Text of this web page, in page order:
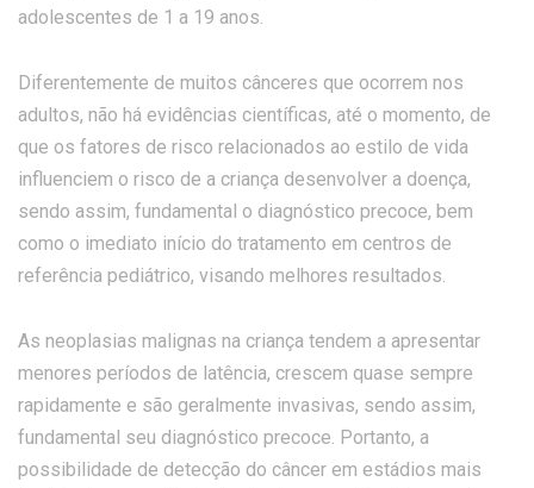
adolescentes de 1 a 19 anos.
Diferentemente de muitos cânceres que ocorrem nos
adultos, não há evidências científicas, até o momento, de
que os fatores de risco relacionados ao estilo de vida
influenciem o risco de a criança desenvolver a doença,
sendo assim, fundamental o diagnóstico precoce, bem
como o imediato início do tratamento em centros de
referência pediátrico, visando melhores resultados.
As neoplasias malignas na criança tendem a apresentar
menores períodos de latência, crescem quase sempre
rapidamente e são geralmente invasivas, sendo assim,
fundamental seu diagnóstico precoce. Portanto, a
possibilidade de detecção do câncer em estádios mais